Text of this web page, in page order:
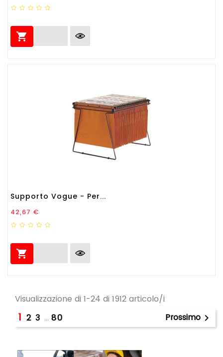

Supporto Vogue - Per...
Prezzo
42,67 €

Visualizzazione di 1-24 di 1912 articolo/i
1 2 3 … 80 Prossimo 